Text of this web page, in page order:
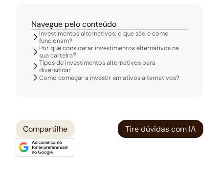
Navegue pelo conteúdo
Investimentos alternativos: o que são e como
funcionam?
Por que considerar investimentos alternativos na
sua carteira?
Tipos de investimentos alternativos para
diversificar
Como começar a investir em ativos alternativos?
Compartilhe Tire dúvidas com IA